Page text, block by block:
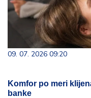
09. 07. 2026 09:20
Komfor po meri
banke